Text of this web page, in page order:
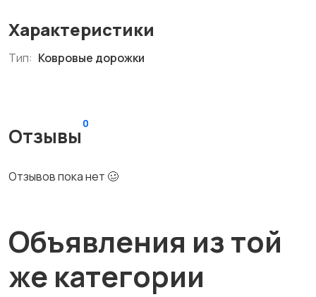
Характеристики
Тип: Ковровые дорожки
Отзывы
0
Отзывов пока нет 🥴
Объявления из той
же категории